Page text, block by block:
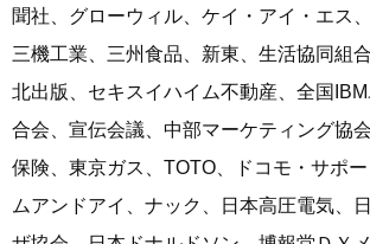
聞社、グローウィル、ケイ・アイ・エス
三機工業、三州食品、新東、生活協同組
北出版、セキスイハイム不動産、全国
合会、宣伝会議、中部マーケティング協
保険、東京ガス、TOTO、ドコモ・サポ
ムアンドアイ、ナック、日本高圧電気、